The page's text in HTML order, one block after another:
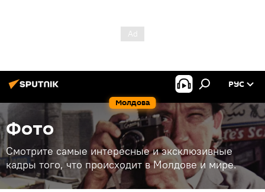
Молдова
РУС
Фото
Смотрите самые интересные и эксклюзивные
кадры того, что происходит в Молдове и мире.